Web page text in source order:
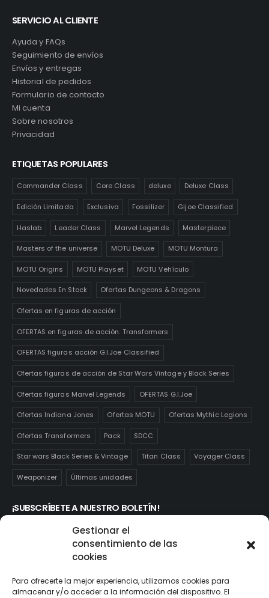
Gestionar el
consentimiento de las
cookies
Para ofrecerte la mejor experiencia, utilizamos cookies para
almacenar y/o acceder a la información del dispositivo. El
SERVICIO AL CLIENTE
Ayuda y FAQs
Seguimiento de envíos
Envíos y entregas
Historial de pedidos
Formulario de contacto
Mi cuenta
Sobre nosotros
Privacidad
ETIQUETAS POPULARES
Commander Class Core Class deluxe Deluxe Class
Edición Limitada Exclusiva Fossilizer Gijoe Classified
Haslab Leader Class Marvel Legends Masterpiece
Masters of the universe MOTU Deluxe MOTU Montura
MOTU Origins MOTU Playset MOTU Vehículo
Novedades En Stock Ofertas Dungeons & Dragons
Ofertas en figuras de acción
OFERTAS en figuras de acción. Transformers
OFERTAS figuras acción G.I.Joe Classified
Ofertas figuras de acción de Star Wars Vintage y Black Series
Ofertas figuras Marvel Legends OFERTAS G.I.Joe
Ofertas Indiana Jones Ofertas MOTU Ofertas Mythic Legions
Ofertas Transformers Pack SDCC
Star wars Black Series & Vintage Titan Class Voyager Class
Weaponizer Últimas unidades
¡SUBSCRÍBETE A NUESTRO BOLETÍN!
Te mantendrás informado de las novedades y ofertas que
realmente te interesan. Subscríbete aquí: